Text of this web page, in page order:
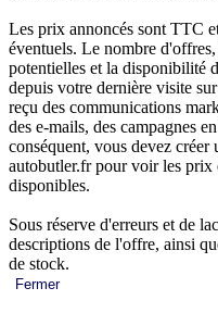
Les prix annoncés sont TTC
éventuels. Le nombre
potentielles et la disponibilité
depuis votre dernière visite
reçu des communications
des e-mails, des campagnes
conséquent, vous devez
autobutler.fr pour voir les prix
disponibles.
Sous réserve d'erreurs et de
descriptions de l'offre, ainsi
de stock.
Fermer